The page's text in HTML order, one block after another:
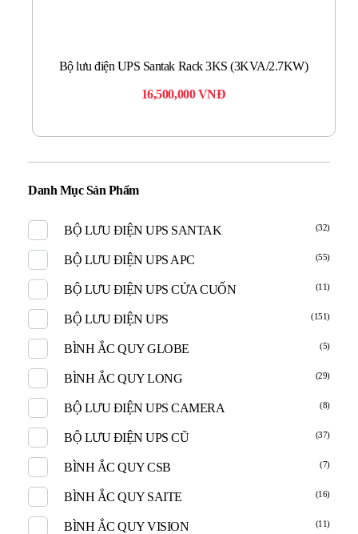
Bộ lưu điện UPS Santak Rack 3KS (3KVA/2.7KW)
16,500,000VNĐ
Danh Mục Sản Phẩm
BỘ LƯU ĐIỆN UPS SANTAK (32)
BỘ LƯU ĐIỆN UPS APC (55)
BỘ LƯU ĐIỆN UPS CỬA CUỐN (11)
BỘ LƯU ĐIỆN UPS (151)
BÌNH ẮC QUY GLOBE (5)
BÌNH ẮC QUY LONG (29)
BỘ LƯU ĐIỆN UPS CAMERA (8)
BỘ LƯU ĐIỆN UPS CŨ (37)
BÌNH ẮC QUY CSB (7)
BÌNH ẮC QUY SAITE (16)
BÌNH ẮC QUY VISION (11)